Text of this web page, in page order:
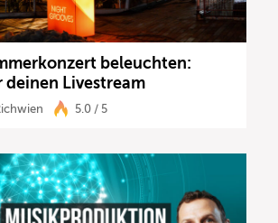
beleuchten:
deinen Livestream
5.0 / 5